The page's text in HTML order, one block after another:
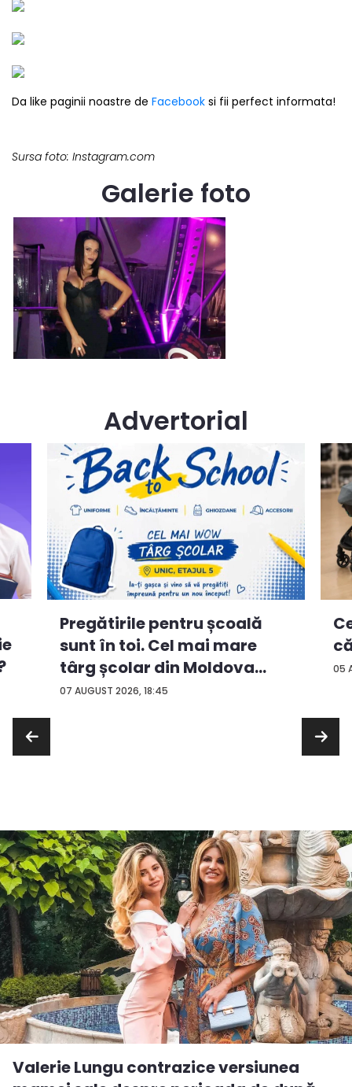
Da like paginii noastre de Facebook si fii perfect informata!
Sursa foto: Instagram.com
Galerie foto
Advertorial
07 AUGUST 2026, 18:45
Pregătirile pentru școală
sunt în toi. Cel mai mare
târg școlar din Moldova
con...
05
Valerie Lungu contrazice versiunea